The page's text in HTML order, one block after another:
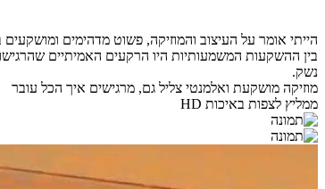
הייתי אומר על העיצוב והמוזיקה, פשוט מדהימים ומושקעים בעונה 5, מה שלא היה בכלל קרוב בקודמות, הבמאי לקח פשוט את כל היופי שהיה בעונות 1-4 ושכלל את
בין ההשקעות המשמעותיות היו הרקעים האמיתיים
נשק.
מוזיקה מושקעת ואלמנטי צליל גם, מרגישים איך הכל עובר
ממליץ לצפות באיכות HD